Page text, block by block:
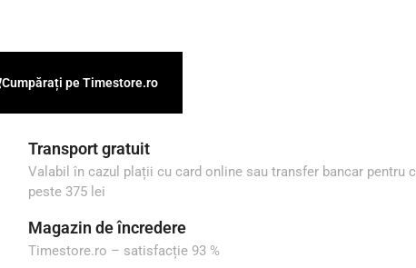
Cumpărați pe Timestore.ro
Transport gratuit
Valabil în cazul plații cu card online sau transfer bancar pentru
peste 375 lei
Magazin de încredere
Timestore.ro – satisfacție 93 %